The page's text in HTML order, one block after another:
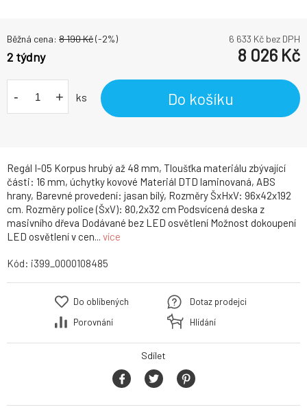
Regál I-05 Korpus hrubý až 48 mm, Tloušťka materiálu zbývající
části: 16 mm, úchytky kovové Materiál DTD laminovaná, ABS
hrany, Barevné provedení: jasan bílý, Rozměry ŠxHxV: 96x42x192
cm. Rozměry police (ŠxV): 80,2x32 cm Podsvícená deska z
masivního dřeva Dodávané bez LED osvětlení Možnost dokoupení
LED osvětlení v cen... více
Běžná cena: 8 190Kč(-2%) 6 633 Kč bez DPH
2 týdny 8 026 Kč
- + ks Do košíku
Kód: i399_0000108485
Do oblíbených
Porovnání
Dotaz prodejci
Hlídání
Sdílet